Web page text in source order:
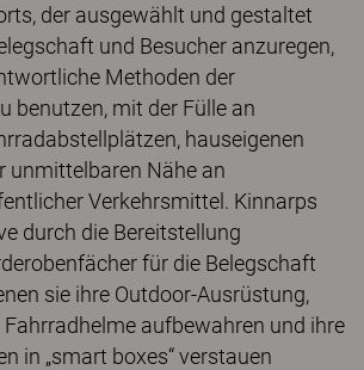
der ausgewählt und gestaltet
und Besucher anzuregen,
Methoden der
benutzen, mit der Fülle an
hauseigenen
unmittelbaren Nähe an
Verkehrsmittel. Kinnarps
durch die Bereitstellung
für die Belegschaft
sie ihre Outdoor-Ausrüstung,
aufbewahren und ihre
in „smart boxes“ verstauen